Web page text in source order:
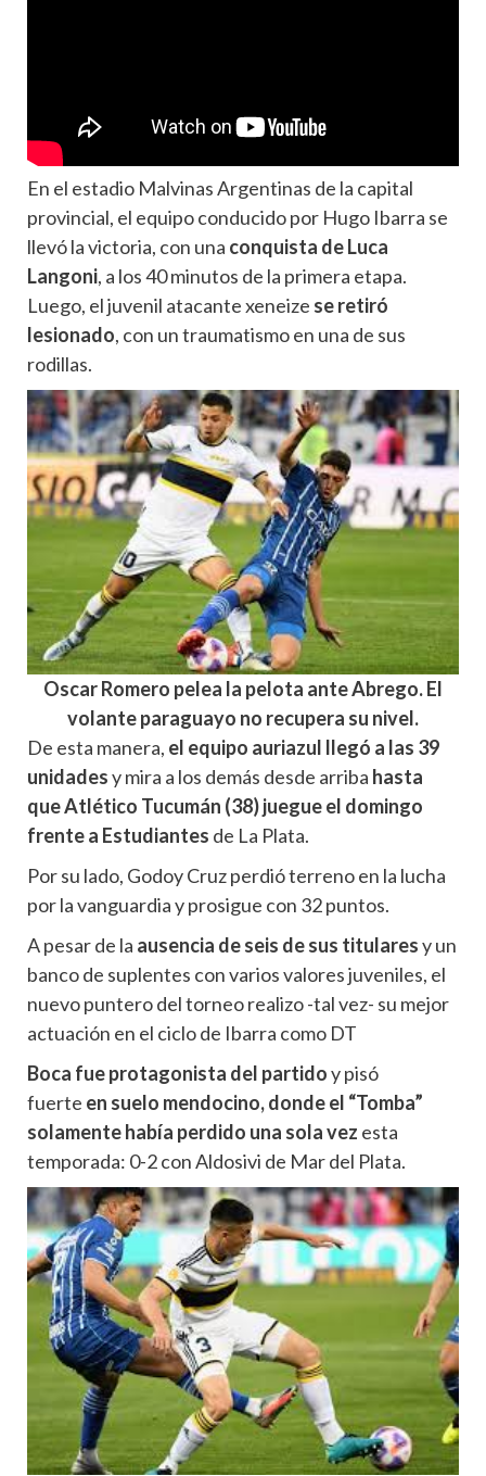
En el estadio Malvinas Argentinas de la capital
provincial, el equipo conducido por Hugo Ibarra se
llevó la victoria, con una conquista de Luca
Langoni, a los 40 minutos de la primera etapa.
Luego, el juvenil atacante xeneize se retiró
lesionado, con un traumatismo en una de sus
rodillas.
Oscar Romero pelea la pelota ante Abrego. El
volante paraguayo no recupera su nivel.
De esta manera, el equipo auriazul llegó a las 39
unidadesy mira a los demás desde arriba hasta
que Atlético Tucumán (38) juegue el domingo
frente a Estudiantes de La Plata.
Por su lado, Godoy Cruz perdió terreno en la lucha
por la vanguardia y prosigue con 32 puntos.
A pesar de la ausencia de seis de sus titularesy un
banco de suplentes con varios valores juveniles, el
nuevo puntero del torneo realizo -tal vez- su mejor
actuación en el ciclo de Ibarra como DT
Boca fue protagonista del partidoy pisó
fuerte en suelo mendocino, donde el “Tomba”
solamente había perdido una sola vez esta
temporada: 0-2 con Aldosivi de Mar del Plata.